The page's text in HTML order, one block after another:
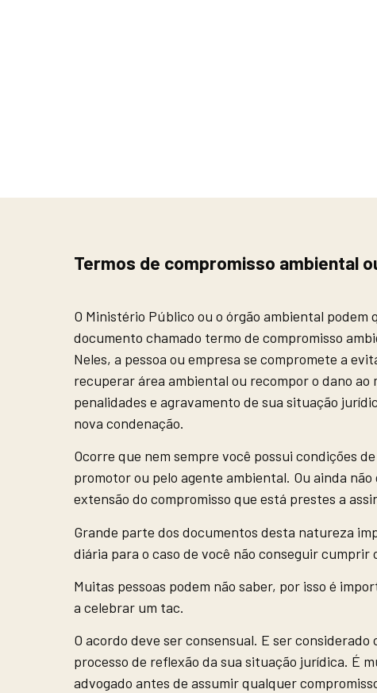
Termos de compromisso ambiental
O Ministério Público ou o órgão ambiental
documento chamado termo de compromisso
Neles, a pessoa ou empresa se compromete a
recuperar área ambiental ou recompor o dano ao
penalidades e agravamento de sua situação
nova condenação.
Ocorre que nem sempre você possui condições
promotor ou pelo agente ambiental. Ou ainda
extensão do compromisso que está prestes a
Grande parte dos documentos desta natureza
diária para o caso de você não conseguir cumprir
Muitas pessoas podem não saber, por isso é
a celebrar um tac.
O acordo deve ser consensual. E ser
processo de reflexão da sua situação jurídica. É
advogado antes de assumir qualquer